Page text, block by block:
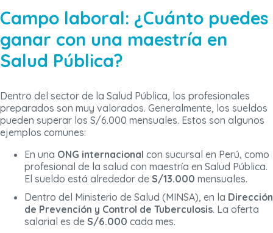
Campo laboral: ¿Cuánto puedes
ganar con una maestría en
Salud Pública?
Dentro del sector de la Salud Pública, los profesionales
preparados son muy valorados. Generalmente, los sueldos
pueden superar los S/6.000 mensuales. Estos son algunos
ejemplos comunes:
En una ONG internacional con sucursal en Perú, como
profesional de la salud con maestría en Salud Pública.
El sueldo está alrededor de S/13.000 mensuales.
Dentro del Ministerio de Salud (MINSA), en la Dirección
de Prevención y Control de Tuberculosis. La oferta
salarial es de S/6.000 cada mes.